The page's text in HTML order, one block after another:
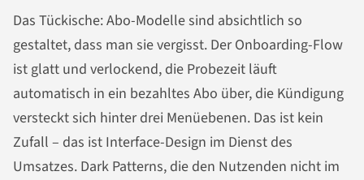
Das Tückische: Abo-Modelle sind absichtlich so
gestaltet, dass man sie vergisst. Der Onboarding-Flow
ist glatt und verlockend, die Probezeit läuft
automatisch in ein bezahltes Abo über, die Kündigung
versteckt sich hinter drei Menüebenen. Das ist kein
Zufall – das ist Interface-Design im Dienst des
Umsatzes. Dark Patterns, die den Nutzenden nicht im